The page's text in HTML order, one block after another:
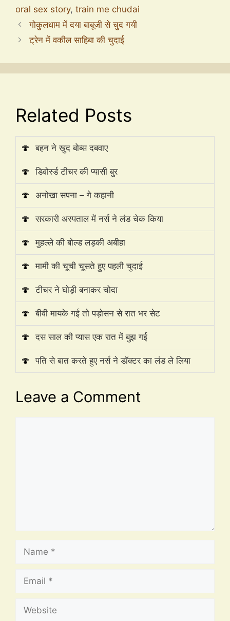
oral sex story, train me chudai
गोकुलधाम में दया बाबूजी से चुद गयी
ट्रेन में वकील साहिबा की चुदाई
Related Posts
🍄 बहन ने खुद बोब्स दबवाए
🍄 डिवोर्स्ड टीचर की प्यासी बुर
🍄 अनोखा सपना – गे कहानी
🍄 सरकारी अस्पताल में नर्स ने लंड चेक किया
🍄 मुहल्ले की बोल्ड लड़की अबीहा
🍄 मामी की चूची चूसते हुए पहली चुदाई
🍄 टीचर ने घोड़ी बनाकर चोदा
🍄 बीवी मायके गई तो पड़ोसन से रात भर सेट
🍄 दस साल की प्यास एक रात में बुझ गई
🍄 पति से बात करते हुए नर्स ने डॉक्टर का लंड ले लिया
Leave a Comment